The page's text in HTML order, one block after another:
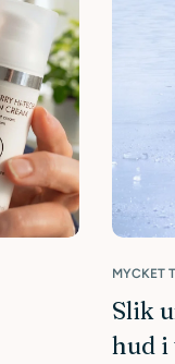
MYCKET
Slik
hud i